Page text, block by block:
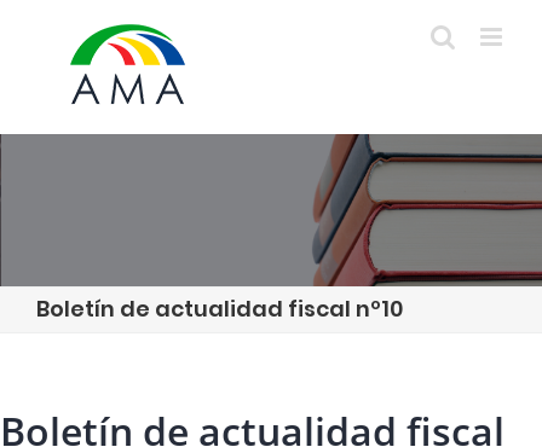
content
Boletín de actualidad fiscal nº10
Boletín de actualidad fiscal